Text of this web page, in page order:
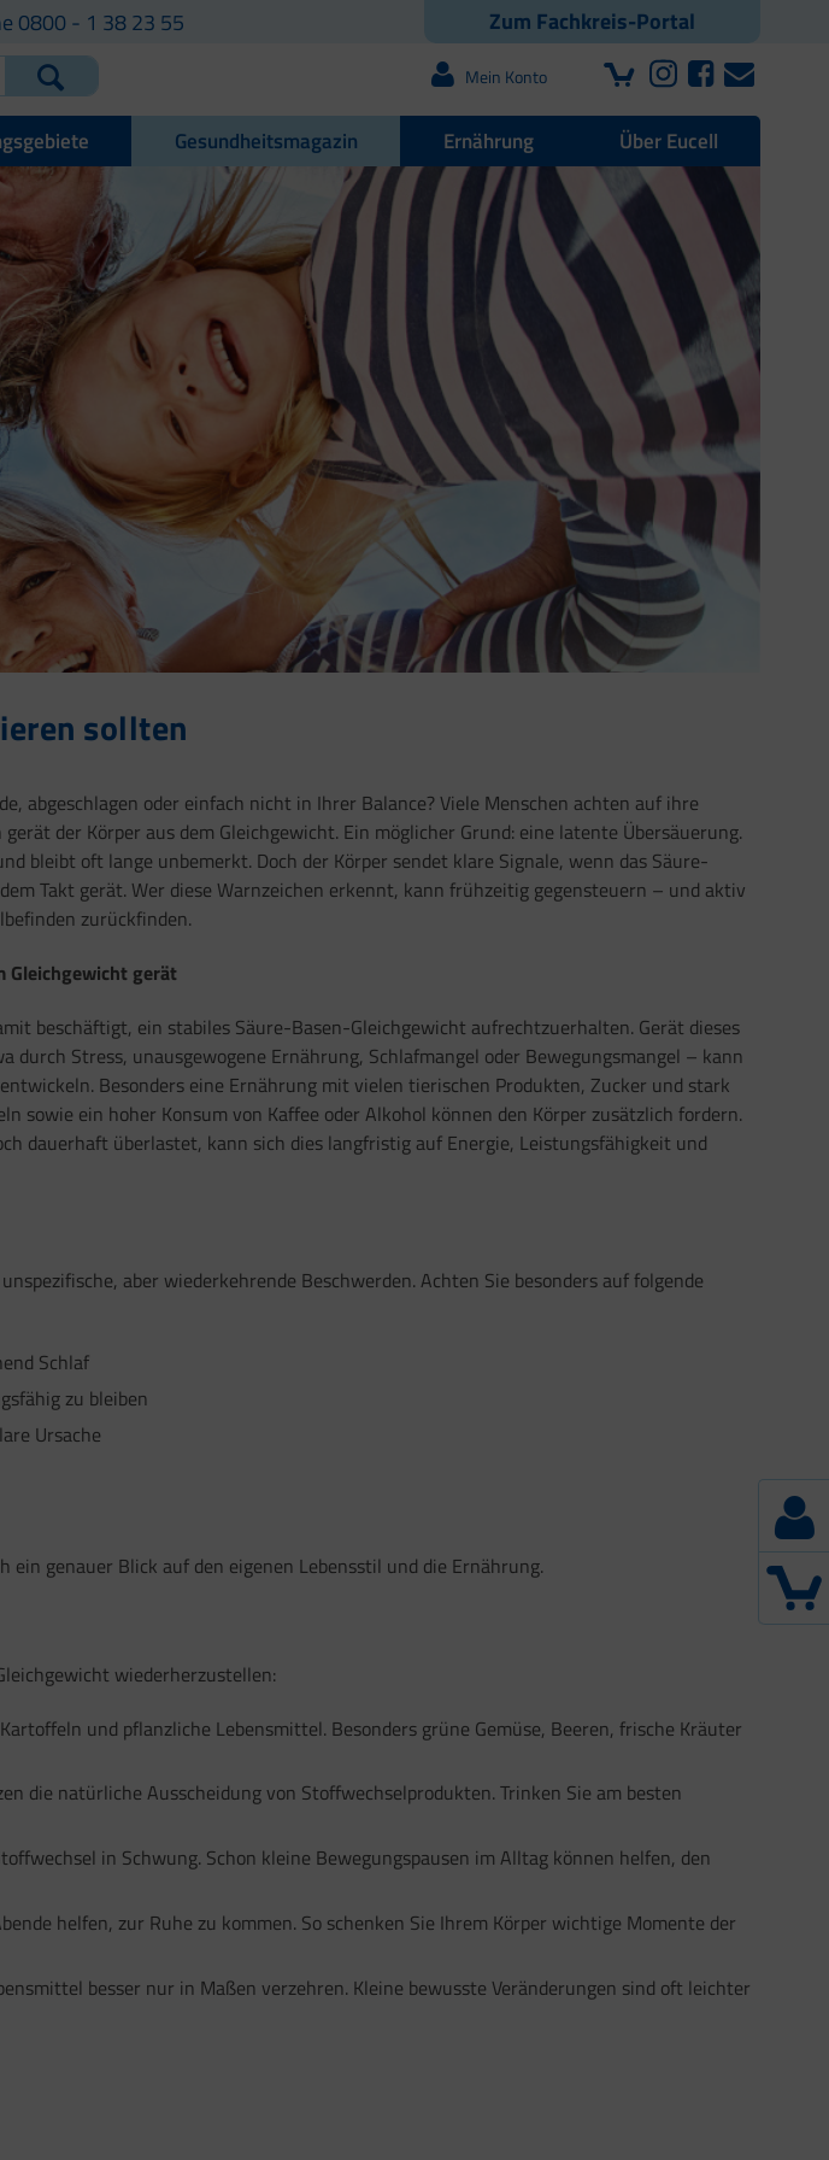
Zum Fachkreis-Portal
0800 - 1 38 23 55
Mein Konto
Gesundheitsmagazin Ernährung Über Eucell
sollten
abgeschlagen oder einfach nicht in Ihrer Balance? Viele Menschen achten auf ihre
der Körper aus dem Gleichgewicht. Ein möglicher Grund: eine latente Übersäuerung.
bleibt oft lange unbemerkt. Doch der Körper sendet klare Signale, wenn das Säure-
Takt gerät. Wer diese Warnzeichen erkennt, kann frühzeitig gegensteuern – und aktiv
zurückfinden.
Gleichgewicht gerät
beschäftigt, ein stabiles Säure-Basen-Gleichgewicht aufrechtzuerhalten. Gerät dieses
durch Stress, unausgewogene Ernährung, Schlafmangel oder Bewegungsmangel – kann
Besonders eine Ernährung mit vielen tierischen Produkten, Zucker und stark
sowie ein hoher Konsum von Kaffee oder Alkohol können den Körper zusätzlich fordern.
dauerhaft überlastet, kann sich dies langfristig auf Energie, Leistungsfähigkeit und
aber wiederkehrende Beschwerden. Achten Sie besonders auf folgende
Schlaf
zu bleiben
Ursache
genauer Blick auf den eigenen Lebensstil und die Ernährung.
wiederherzustellen:
und pflanzliche Lebensmittel. Besonders grüne Gemüse, Beeren, frische Kräuter
die natürliche Ausscheidung von Stoffwechselprodukten. Trinken Sie am besten
in Schwung. Schon kleine Bewegungspausen im Alltag können helfen, den
helfen, zur Ruhe zu kommen. So schenken Sie Ihrem Körper wichtige Momente der
besser nur in Maßen verzehren. Kleine bewusste Veränderungen sind oft leichter